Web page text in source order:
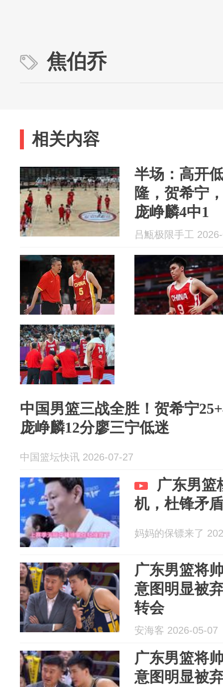
焦伯乔
相关内容
半场：高开
隆，贺希宁
庞峥麟4中1
吕甒极限手工
中国男篮三战全胜！贺希宁
庞峥麟12分廖三宁低迷
中国篮坛快讯 2026-07-27
广东男篮
机，杜锋矛
妈妈的保镖来了
广东男篮将
意图明显被
转会
安海客 2026-05-07
广东男篮将
意图明显被